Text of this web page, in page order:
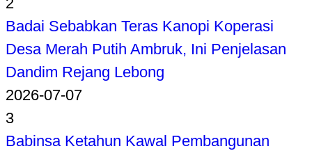
Badai Sebabkan Teras Kanopi Koperasi
Desa Merah Putih Ambruk, Ini Penjelasan
Dandim Rejang Lebong
2026-07-07
3
Babinsa Ketahun Kawal Pembangunan